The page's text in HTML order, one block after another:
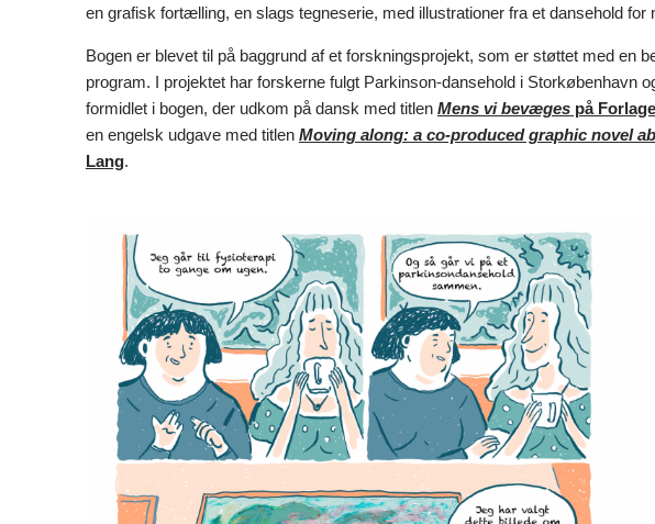
en grafisk fortælling, en slags tegneserie, med illustrationer fra et dansehold
Bogen er blevet til på baggrund af et forskningsprojekt, som er støttet med en
program. I projektet har forskerne fulgt Parkinson-dansehold i Storkøbenhavn
formidlet i bogen, der udkom på dansk med titlen Mens vi bevægespå
en engelsk udgave med titlen Moving along: a co-produced graphic novel
Lang.